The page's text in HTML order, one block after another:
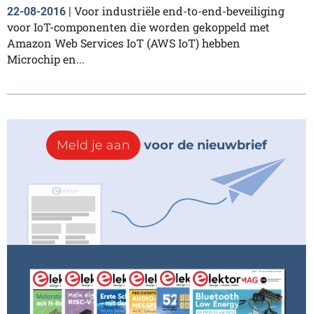
22-08-2016 | Voor industriële end-to-end-beveiliging
voor IoT-componenten die worden gekoppeld met
Amazon Web Services IoT (AWS IoT) hebben
Microchip en...
Meld je aan voor de nieuwbrief